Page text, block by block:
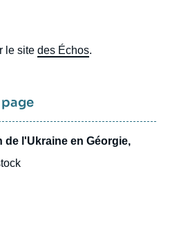
le site des Échos.
de l'Ukraine en Géorgie,